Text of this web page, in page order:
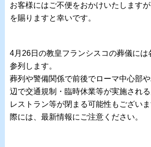
お客様にはご不便をおかけいたします
を賜りますと幸いです。
4月26日の教皇フランシスコの葬儀には
参列します。
葬列や警備関係で前後でローマ中心部
辺で交通規制・臨時休業等が実施される
レストラン等が閉まる可能性もござい
際には、最新情報にご注意ください。